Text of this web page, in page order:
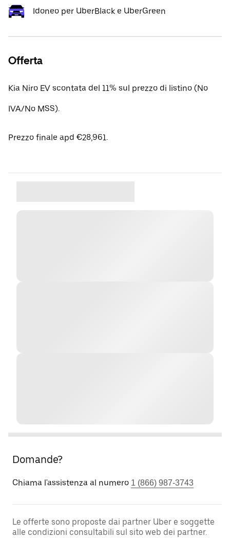
Idoneo per UberBlack e UberGreen
Offerta
Kia Niro EV scontata del 11% sul prezzo di listino (No
IVA/No MSS).
Prezzo finale apd €28,961.
Domande?
Chiama l'assistenza al numero 1 (866) 987-3743
Le offerte sono proposte dai partner Uber e soggette
alle condizioni consultabili sul sito web dei partner.